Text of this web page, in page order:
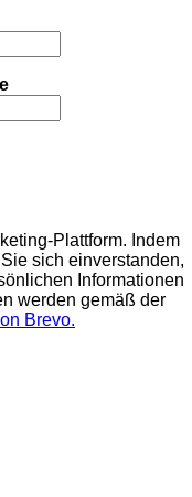
Plattform. Indem
sich einverstanden,
Informationen
werden gemäß der
Brevo.